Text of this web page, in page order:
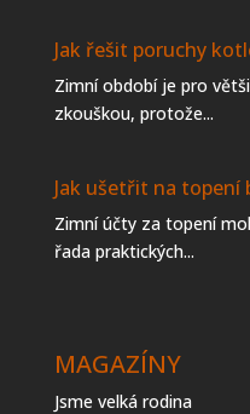
Jak řešit poruchy
Zimní období je pro
zkouškou, protože...
Jak ušetřit na topení
Zimní účty za topení
řada praktických...
MAGAZÍNY
Jsme velká rodina